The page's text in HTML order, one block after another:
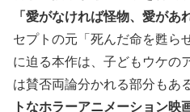
「愛がなければ怪物、愛があ
セプトの元「死んだ命を甦ら
に迫る本作は、子どもウケの
は賛否両論分かれる部分もあ
トなホラーアニメーション映